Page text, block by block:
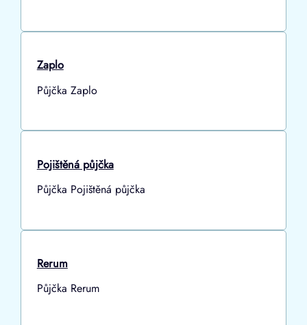
Zaplo
Půjčka Zaplo
Pojištěná půjčka
Půjčka Pojištěná půjčka
Rerum
Půjčka Rerum